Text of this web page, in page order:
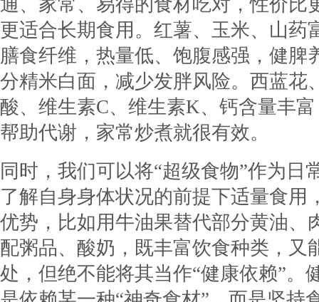
通、家常、易得的食材吃对，性价比
更适合长期食用。红薯、玉米、山药
膳食纤维，热量低、饱腹感强，健脾
分精米白面，减少发胖风险。西蓝花
酸、维生素C、维生素K、钙含量丰
帮助代谢，家常炒煮就很有效。
同时，我们可以将“超级食物”作为日
了解自身身体状况的前提下适量食用
优势，比如用牛油果替代部分黄油、
配粥品、酸奶，既丰富饮食种类，又
处，但绝不能将其当作“健康依赖”。